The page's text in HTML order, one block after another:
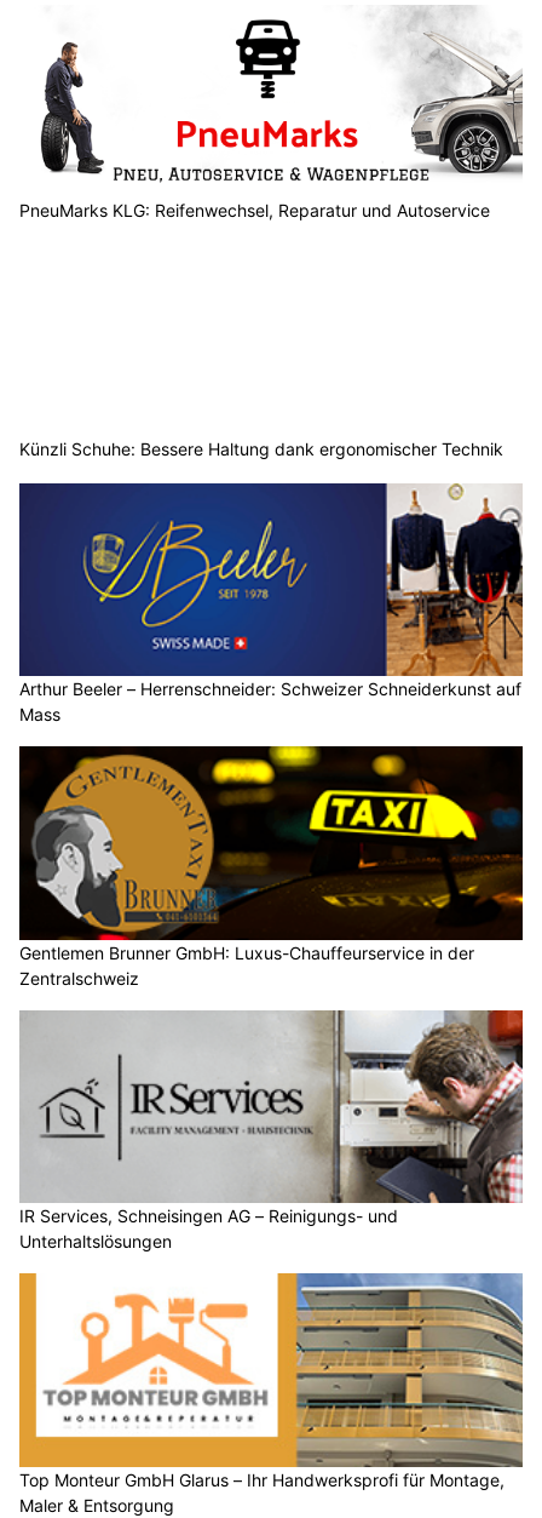
PneuMarks KLG: Reifenwechsel, Reparatur und Autoservice
Arthur Beeler – Herrenschneider: Schweizer Schneiderkunst auf
Gentlemen Brunner GmbH: Luxus-Chauffeurservice in der
Zentralschweiz
IR Services, Schneisingen AG – Reinigungs- und
Top Monteur GmbH Glarus – Ihr Handwerksprofi für Montage,